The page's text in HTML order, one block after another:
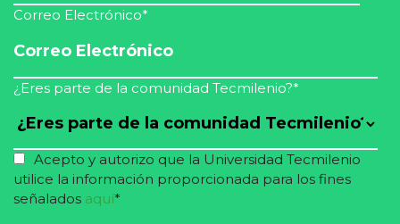
Correo Electrónico*
¿Eres parte de la comunidad Tecmilenio?*
Acepto y autorizo que la Universidad Tecmilenio
utilice la información proporcionada para los fines
señalados aquí*